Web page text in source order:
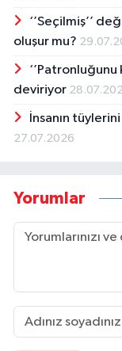
‘’Seçilmiş’’
oluşur mu?
deviriyor
İnsanın
27.07.2026
Yorumlar